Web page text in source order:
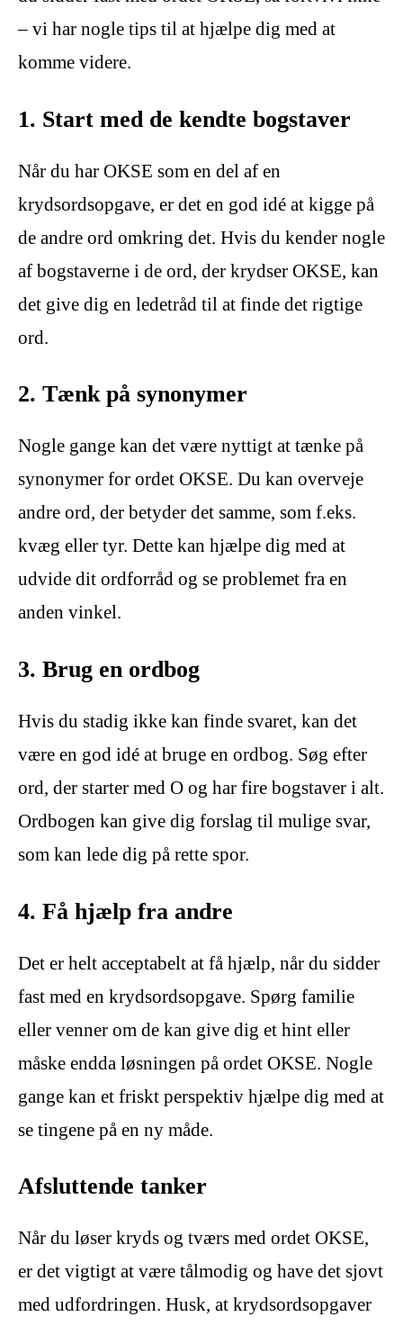
– vi har nogle tips til at hjælpe dig med at
komme videre.
1. Start med de kendte bogstaver
Når du har OKSE som en del af en
krydsordsopgave, er det en god idé at kigge på
de andre ord omkring det. Hvis du kender nogle
af bogstaverne i de ord, der krydser OKSE, kan
det give dig en ledetråd til at finde det rigtige
ord.
2. Tænk på synonymer
Nogle gange kan det være nyttigt at tænke på
synonymer for ordet OKSE. Du kan overveje
andre ord, der betyder det samme, som f.eks.
kvæg eller tyr. Dette kan hjælpe dig med at
udvide dit ordforråd og se problemet fra en
anden vinkel.
3. Brug en ordbog
Hvis du stadig ikke kan finde svaret, kan det
være en god idé at bruge en ordbog. Søg efter
ord, der starter med O og har fire bogstaver i alt.
Ordbogen kan give dig forslag til mulige svar,
som kan lede dig på rette spor.
4. Få hjælp fra andre
Det er helt acceptabelt at få hjælp, når du sidder
fast med en krydsordsopgave. Spørg familie
eller venner om de kan give dig et hint eller
måske endda løsningen på ordet OKSE. Nogle
gange kan et friskt perspektiv hjælpe dig med at
se tingene på en ny måde.
Afsluttende tanker
Når du løser kryds og tværs med ordet OKSE,
er det vigtigt at være tålmodig og have det sjovt
med udfordringen. Husk, at krydsordsopgaver